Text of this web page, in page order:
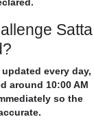
Satta
every day,
around 10:00 AM
so the